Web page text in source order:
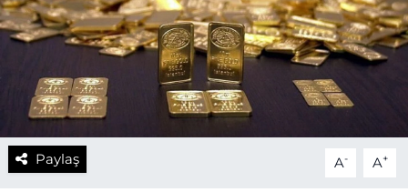
Paylaş A- A+